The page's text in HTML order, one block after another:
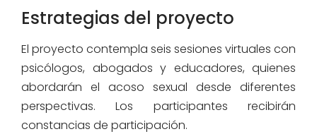
Estrategias del proyecto
El proyecto contempla seis sesiones virtuales con
psicólogos, abogados y educadores, quienes
abordarán el acoso sexual desde diferentes
perspectivas. Los participantes recibirán
constancias de participación.